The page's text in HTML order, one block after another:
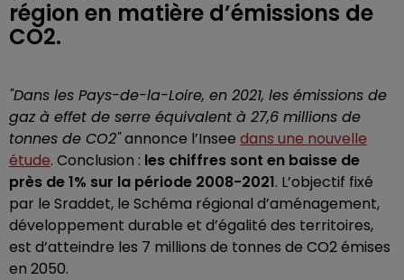
région en matière d’émissions de
CO2.
"Dans les Pays-de-la-Loire, en 2021, les émissions de
gaz à effet de serre équivalent à 27,6 millions de
tonnes de CO2"annonce l’Insee dans une nouvelle
étude. Conclusion : les chiffres sont en baisse de
près de 1% sur la période 2008-2021. L’objectif fixé
par le Sraddet, le Schéma régional d’aménagement,
développement durable et d’égalité des territoires,
est d’atteindre les 7 millions de tonnes de CO2 émises
en 2050.